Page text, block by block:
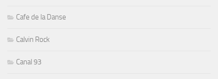
Cafe de la Danse
Calvin Rock
Canal 93